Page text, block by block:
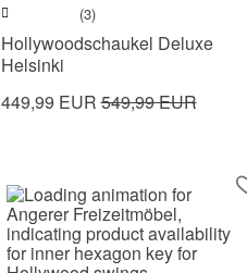
(3)
Hollywoodschaukel Deluxe
Helsinki
449,99 EUR549,99 EUR